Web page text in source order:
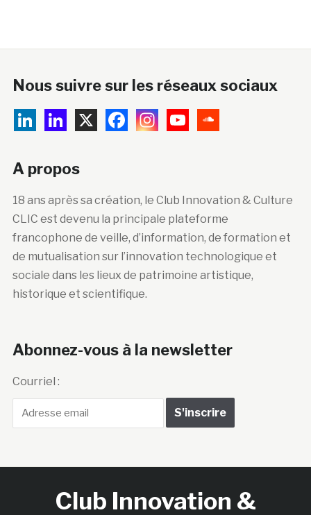
Nous suivre sur les réseaux sociaux
A propos
18 ans après sa création, le Club Innovation & Culture
CLIC est devenu la principale plateforme
francophone de veille, d’information, de formation et
de mutualisation sur l’innovation technologique et
sociale dans les lieux de patrimoine artistique,
historique et scientifique.
Abonnez-vous à la newsletter
Courriel :
Club Innovation &